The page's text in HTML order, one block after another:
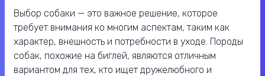
Выбор собаки — это важное решение, которое
требует внимания ко многим аспектам, таким как
характер, внешность и потребности в уходе. Породы
собак, похожие на биглей, являются отличным
вариантом для тех, кто ищет дружелюбного и